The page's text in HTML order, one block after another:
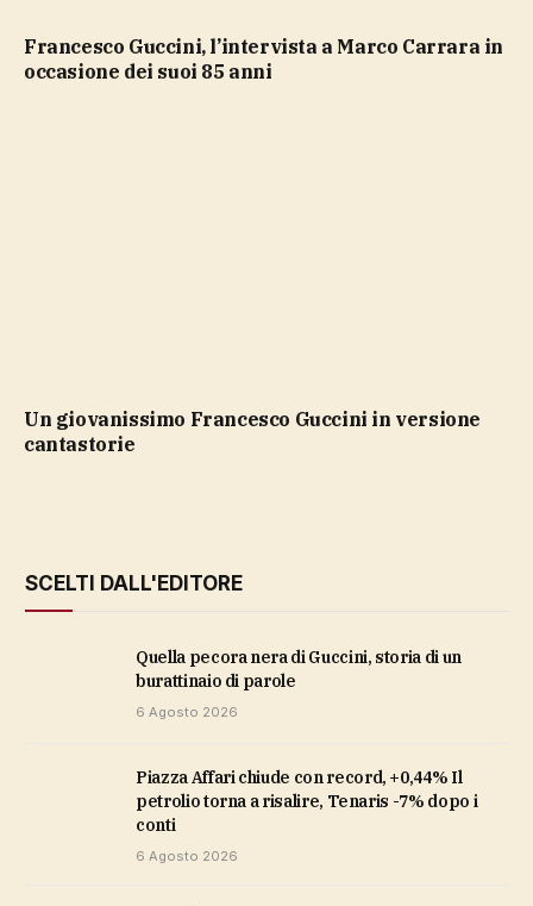
Francesco Guccini, l’intervista a Marco Carrara in
occasione dei suoi 85 anni
un giovanissimo Francesco Guccini in versione
cantastorie
SCELTI DALL'EDITORE
Quella pecora nera di Guccini, storia di un
burattinaio di parole
6 Agosto 2026
Piazza Affari chiude con record, +0,44% Il
petrolio torna a risalire, Tenaris -7% dopo i
conti
6 Agosto 2026